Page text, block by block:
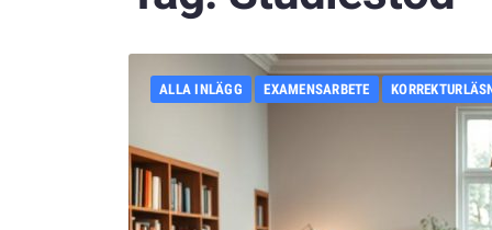
ALLA INLÄGG EXAMENSARBETE